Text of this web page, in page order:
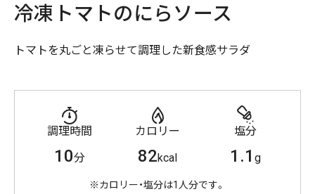
冷凍トマトのにらソース
トマトを丸ごと凍らせて調理した新食感サラダ
調理時間
10分
カロリー
82kcal
塩分
1.1g
※カロリー・塩分は1人分です。